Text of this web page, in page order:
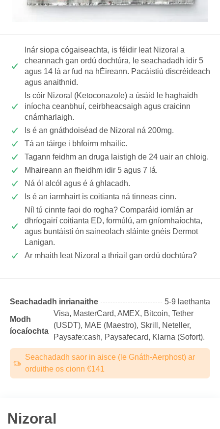
Inár siopa cógaiseachta, is féidir leat Nizoral a
cheannach gan ordú dochtúra, le seachadadh idir 5
agus 14 lá ar fud na hÉireann. Pacáistiú discréideach
agus anaithnid.
Is cóir Nizoral (Ketoconazole) a úsáid le haghaidh
iníocha ceanbhuí, ceirbheacsaigh agus craicinn
cnámharlaigh.
Is é an gnáthdoiséad de Nizoral ná 200mg.
Tá an táirge i bhfoirm mhailic.
Tagann feidhm an druga laistigh de 24 uair an chloig.
Mhaireann an fheidhm idir 5 agus 7 lá.
Ná ól alcól agus é á ghlacadh.
Is é an iarmhairt is coitianta ná tinneas cinn.
Níl tú cinnte faoi do rogha? Comparáid iomlán ar
dhríogairí coitianta ED, formúlú, am gníomhaíochta,
agus buntáistí ón saineolach sláinte gnéis Dermot
Lanigan.
Ar mhaith leat Nizoral a thriail gan ordú dochtúra?
Seachadadh inrianaithe 5-9 laethanta
Modh
íocaíochta
Visa, MasterCard, AMEX, Bitcoin, Tether
(USDТ), MAE (Maestro), Skrill, Neteller,
Paysafe:cash, Paysafecard, Klarna (Sofort).
Seachadadh saor in aisce (le Gnáth-Aerphost) ar
orduithe os cionn €141
Nizoral